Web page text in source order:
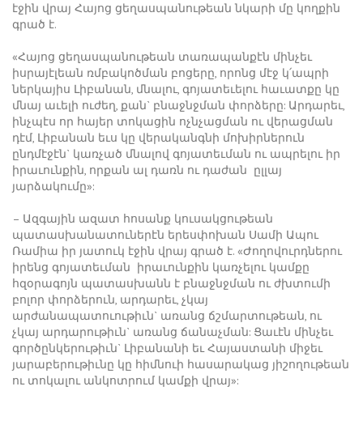
էջին վրայ Հայոց ցեղասպանութեան նկարի մը կողքին
գրած է.
«Հայոց ցեղասպանութեան տառապանքէն մինչեւ
իսրայէլեան ռմբակոծման բոցերը, որոնց մէջ կ՛ապրի
ներկայիս Լիբանան, մնալու, գոյատեւելու հաւատքը կը
մնայ աւելի ուժեղ, քան` բնաջնջման փորձերը: Արդարեւ,
ինչպէս որ հայեր տոկացին ոչնչացման ու վերացման
դէմ, Լիբանան եւս կը վերականգնի մոխիրներուն
ընդմէջէն` կառչած մնալով գոյատեւման ու ապրելու իր
իրաւունքին, որքան ալ դառն ու դաժան ըլլայ
յարձակումը»:
– Ազգային ազատ հոսանք կուսակցութեան
պատասխանատուներէն երեսփոխան Սամի Ապու
Ռամիա իր յատուկ էջին վրայ գրած է. «Ժողովուրդներու
իրենց գոյատեւման իրաւունքին կառչելու կամքը
հզօրագոյն պատասխանն է բնաջնջման ու ժխտումի
բոլոր փորձերուն, արդարեւ, չկայ
արժանապատուութիւն` առանց ճշմարտութեան, ու
չկայ արդարութիւն` առանց ճանաչման: Ցաւէն մինչեւ
գործընկերութիւն` Լիբանանի եւ Հայաստանի միջեւ
յարաբերութիւնը կը հիմնուի հասարակաց յիշողութեան
ու տոկալու անկոտրում կամքի վրայ»: